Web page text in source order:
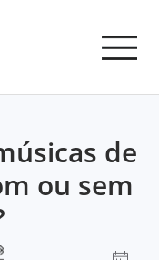
de
ou sem